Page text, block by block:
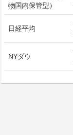
物国内保管型）
日経平均
NYダウ